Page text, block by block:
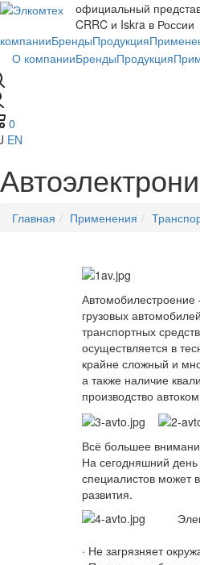
официальный
CRRC и Iskra в России
О компанииБрендыПродукция
БрендыПродукция
0
EN
Главная Применения
грузовых
транспортных
осуществляется в
крайне сложный и
а также наличие
производство
Всё большее
На сегодняшний
специалистов может
развития.
· Не загрязняет